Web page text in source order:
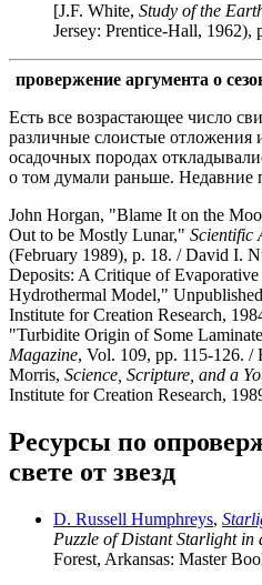
[J.F. White, Study of the
Jersey: Prentice-Hall, 1962),
провержение аргумента о
Есть все возрастающее число
различные слоистые отложения
осадочных породах
о том думали раньше. Недавние
John Horgan, "Blame It on the
Out to be Mostly Lunar," Scientific
(February 1989), p. 18. / David I.
Deposits: A Critique of
Hydrothermal Model,"
Institute for Creation Research,
"Turbidite Origin of Some
Magazine, Vol. 109, pp. 115-126.
Morris, Science, Scripture, and a
Institute for Creation Research,
Ресурсы по
свете от звезд
D. Russell Humphreys,
Puzzle of Distant Starlight in
Forest, Arkansas: Master